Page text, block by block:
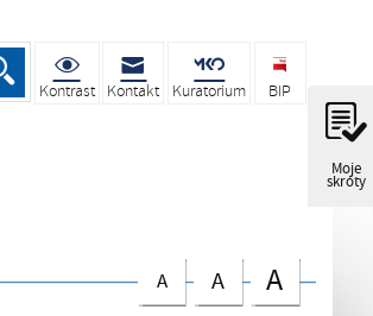
Moje
skróty
Kontrast Kontakt Kuratorium BIP
A A A